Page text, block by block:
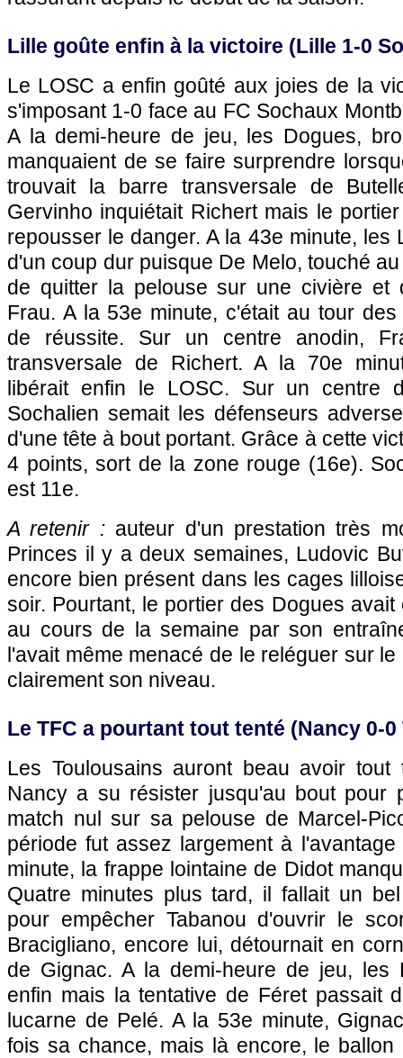
Lille goûte enfin à la victoire (Lille 1-0
Le LOSC a enfin goûté aux joies de la
s'imposant 1-0 face au FC Sochaux
A la demi-heure de jeu, les Dogues,
manquaient de se faire surprendre
trouvait la barre transversale de
Gervinho inquiétait Richert mais le
repousser le danger. A la 43e minute, les
d'un coup dur puisque De Melo, touché
de quitter la pelouse sur une civière et
Frau. A la 53e minute, c'était au tour
de réussite. Sur un centre anodin,
transversale de Richert. A la 70e
libérait enfin le LOSC. Sur un centre
Sochalien semait les défenseurs
d'une tête à bout portant. Grâce à cette
4 points, sort de la zone rouge (16e).
est 11e.
A retenir :auteur d'un prestation très
Princes il y a deux semaines, Ludovic
encore bien présent dans les cages
soir. Pourtant, le portier des Dogues
au cours de la semaine par son
l'avait même menacé de le reléguer sur
clairement son niveau.
Le TFC a pourtant tout tenté (Nancy 0-0
Les Toulousains auront beau avoir
Nancy a su résister jusqu'au bout pour
match nul sur sa pelouse de Marcel-
période fut assez largement à
minute, la frappe lointaine de Didot
Quatre minutes plus tard, il fallait un
pour empêcher Tabanou d'ouvrir le
Bracigliano, encore lui, détournait en
de Gignac. A la demi-heure de jeu, les
enfin mais la tentative de Féret passait
lucarne de Pelé. A la 53e minute,
fois sa chance, mais là encore, le